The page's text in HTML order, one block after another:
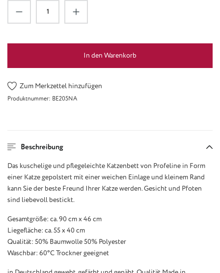
Produkt Anzahl: Gib den gewünschten Wert
In den Warenkorb
Zum Merkzettel hinzufügen
Produktnummer: BE205NA
Beschreibung
Das kuschelige und pflegeleichte Katzenbett von Profeline in Form
einer Katze gepolstert mit einer weichen Einlage und kleinem Rand
kann Sie der beste Freund Ihrer Katze werden. Gesicht und Pfoten
sind liebevoll bestickt.
Gesamtgröße: ca. 90 cm x 46 cm
Liegefläche: ca. 55 x 40 cm
Qualität: 50% Baumwolle 50% Polyester
Waschbar: 60°C Trockner geeignet